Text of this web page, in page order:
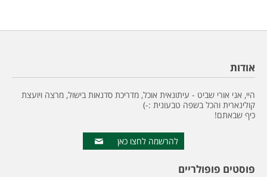
אודות
היי, אני אורי שביט - עיתונאית אוכל, מדריכת סדנאות בישול, מרצה ויועצת
קולינארית והכל בשפה טבעונית :-)
כיף שבאתם!
להרשמה לחצו כאן
פוסטים פופולריים